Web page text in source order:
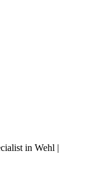
in Wehl |